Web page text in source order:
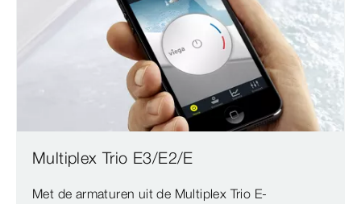
Multiplex Trio E3/E2/E
Met de armaturen uit de Multiplex Trio E-